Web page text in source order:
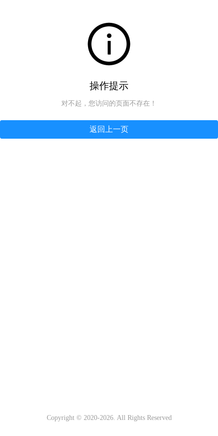
操作提示
对不起，您访问的页面不存在！
返回上一页
Copyright © 2020-2026. All Rights Reserved